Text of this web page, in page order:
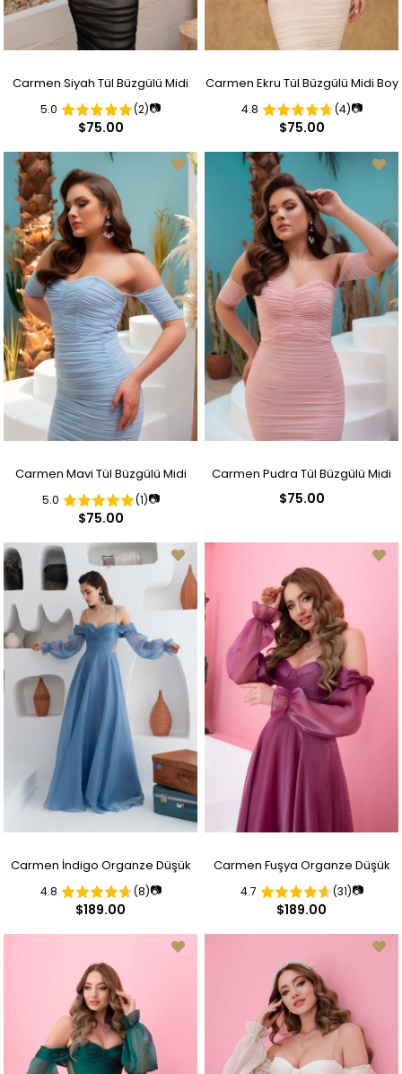
Carmen Siyah Tül Büzgülü Midi
Boy Abiye Elbise
5.0 (2)📷
$75.00
Carmen Ekru Tül Büzgülü Midi Boy
Nikah Abiye Elbise
4.8 (4)📷
$75.00
Carmen Mavi Tül Büzgülü Midi
Boy Abiye Elbise
5.0 (1)📷
$75.00
Carmen Pudra Tül Büzgülü Midi
$75.00
Carmen İndigo Organze Düşük
Kollu Nişan Abiye Elbise
4.8 (8)📷
$189.00
Carmen Fuşya Organze Düşük
Kollu Nişan Abiye Elbise
4.7 (31)📷
$189.00